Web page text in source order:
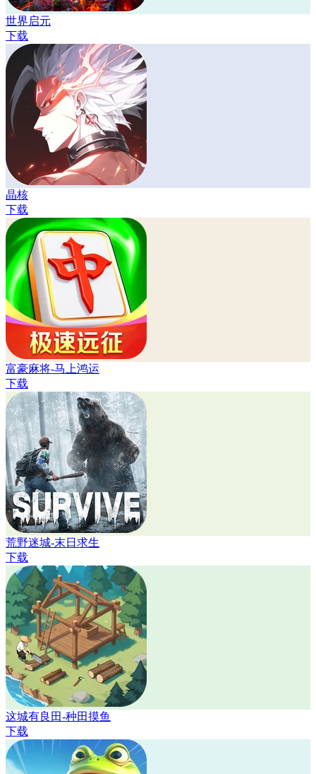
世界启元
下载
晶核
下载
富豪麻将-马上鸿运
下载
荒野迷城-末日求生
下载
这城有良田-种田摸鱼
下载